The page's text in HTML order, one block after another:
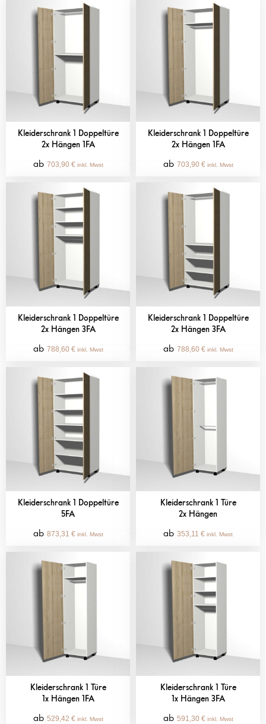
Kleiderschrank 1 Doppeltüre
2x Hängen 1FA
703,90 € inkl. Mwst
Kleiderschrank 1 Doppeltüre
2x Hängen 1FA
703,90 € inkl. Mwst
Kleiderschrank 1 Doppeltüre
2x Hängen 3FA
788,60 € inkl. Mwst
Kleiderschrank 1 Doppeltüre
2x Hängen 3FA
788,60 € inkl. Mwst
Kleiderschrank 1 Doppeltüre
5FA
873,31 € inkl. Mwst
Kleiderschrank 1 Türe
2x Hängen
353,11 € inkl. Mwst
Kleiderschrank 1 Türe
1x Hängen 1FA
529,42 € inkl. Mwst
Kleiderschrank 1 Türe
1x Hängen 3FA
591,30 € inkl. Mwst